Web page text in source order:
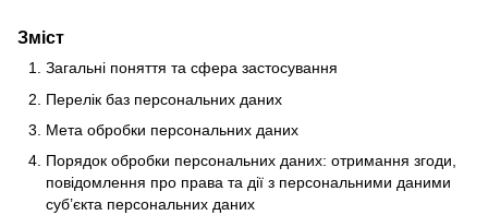
Зміст
Загальні поняття та сфера застосування
Перелік баз персональних даних
Мета обробки персональних даних
Порядок обробки персональних даних: отримання згоди,
повідомлення про права та дії з персональними даними
суб’єкта персональних даних